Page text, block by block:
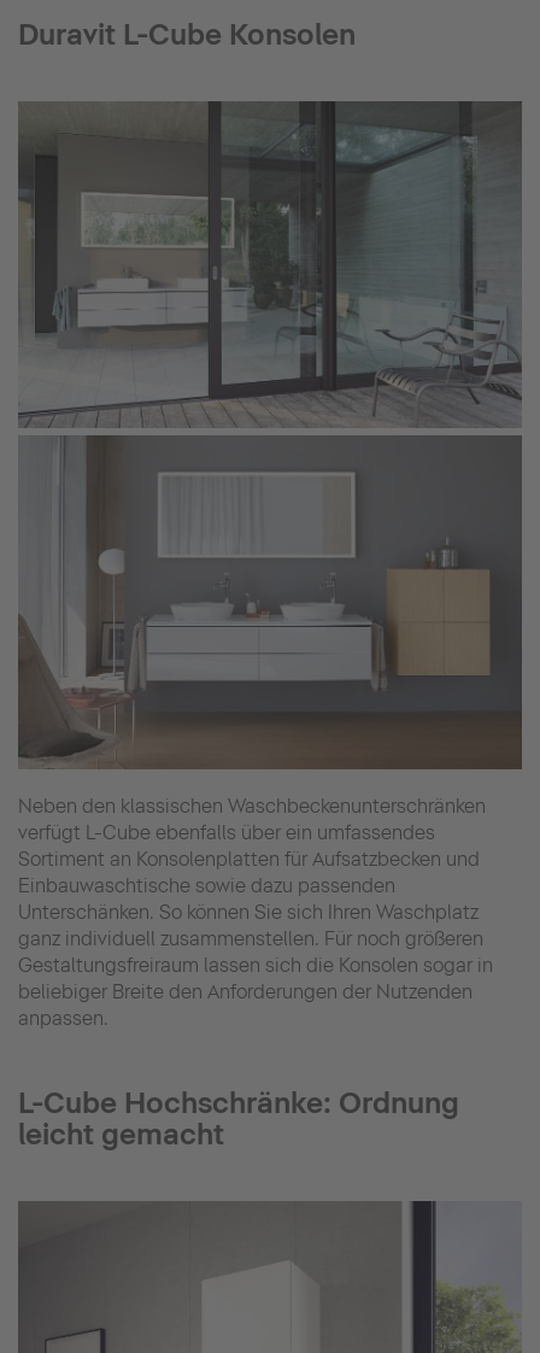
Duravit L-Cube Konsolen
Neben den klassischen Waschbeckenunterschränken
verfügt L-Cube ebenfalls über ein umfassendes
Sortiment an Konsolenplatten für Aufsatzbecken und
Einbauwaschtische sowie dazu passenden
Unterschänken. So können Sie sich Ihren Waschplatz
ganz individuell zusammenstellen. Für noch größeren
Gestaltungsfreiraum lassen sich die Konsolen sogar in
beliebiger Breite den Anforderungen der Nutzenden
anpassen.
L-Cube Hochschränke: Ordnung
leicht gemacht